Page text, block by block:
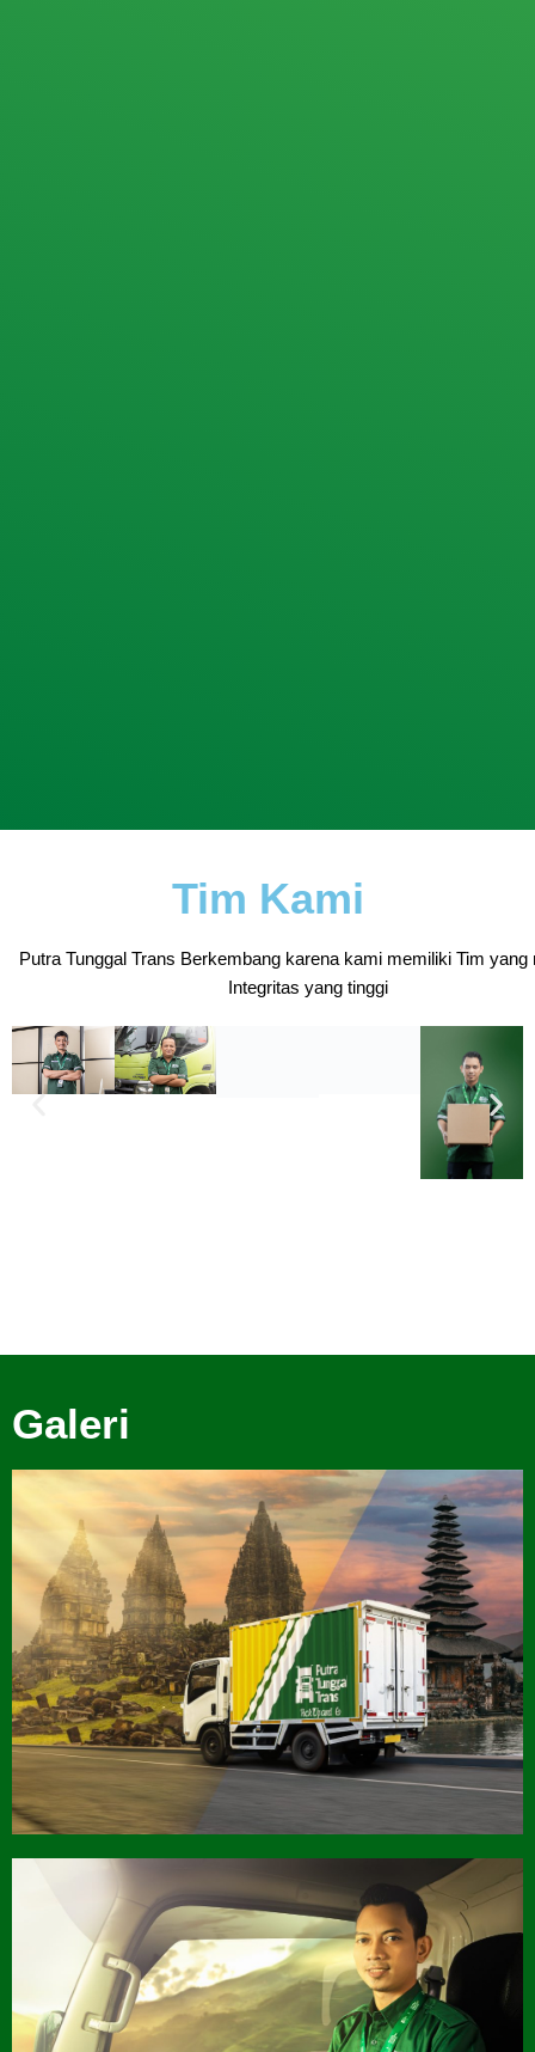
Tim Kami
Putra Tunggal Trans Berkembang karena kami memiliki Tim yang
Integritas yang tinggi
Galeri